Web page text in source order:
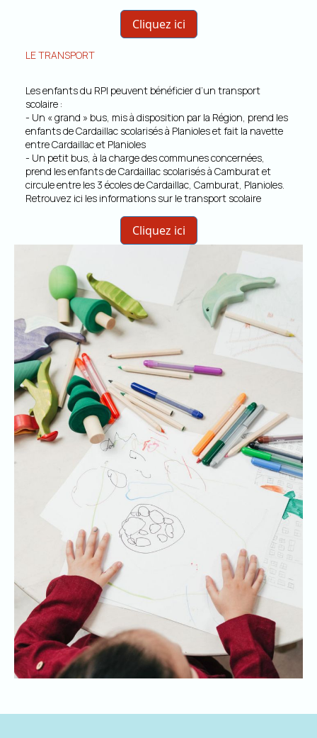
Cliquez ici
LE TRANSPORT
Les enfants du RPI peuvent bénéficier d’un transport
scolaire :
- Un « grand » bus, mis à disposition par la Région, prend les
enfants de Cardaillac scolarisés à Planioles et fait la navette
entre Cardaillac et Planioles
- Un petit bus, à la charge des communes concernées,
prend les enfants de Cardaillac scolarisés à Camburat et
circule entre les 3 écoles de Cardaillac, Camburat, Planioles.
Retrouvez ici les informations sur le transport scolaire
Cliquez ici